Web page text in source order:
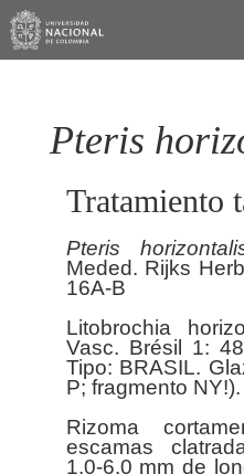
Pteris
Tratamiento
Pteris
Meded. Rijks
16A-B
Litobrochia
Vasc. Brésil 1:
Tipo: BRASIL.
P; fragmento NY!).
Rizoma
escamas
1.0-6.0 mm de